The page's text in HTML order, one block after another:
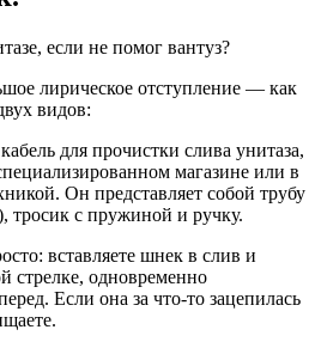
если не помог вантуз?
лирическое отступление — как
видов:
для прочистки слива унитаза,
магазине или в
Он представляет собой трубу
тросик с пружиной и ручку.
вставляете шнек в слив и
стрелке, одновременно
Если она за что-то зацепилась